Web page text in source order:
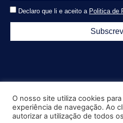
Declaro que li e aceito a Politica de
O nosso site utiliza cookies
experiência de navegação. Ao
autorizar a utilização de todos